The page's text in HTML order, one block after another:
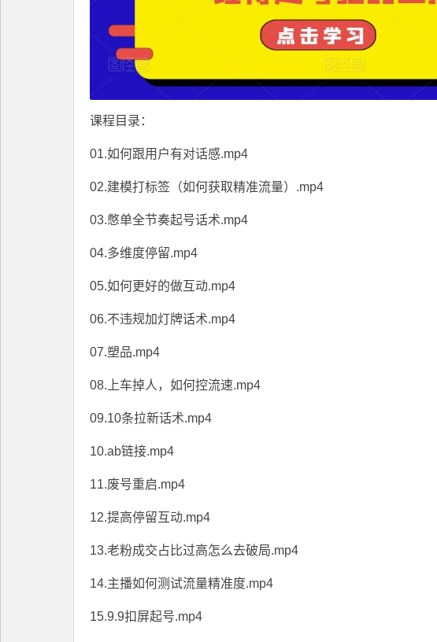
课程目录：
01.如何跟用户有对话感.mp4
02.建模打标签（如何获取精准流量）.mp4
03.憋单全节奏起号话术.mp4
04.多维度停留.mp4
05.如何更好的做互动.mp4
06.不违规加灯牌话术.mp4
07.塑品.mp4
08.上车掉人，如何控流速.mp4
09.10条拉新话术.mp4
10.ab链接.mp4
11.废号重启.mp4
12.提高停留互动.mp4
13.老粉成交占比过高怎么去破局.mp4
14.主播如何测试流量精准度.mp4
15.9.9扣屏起号.mp4